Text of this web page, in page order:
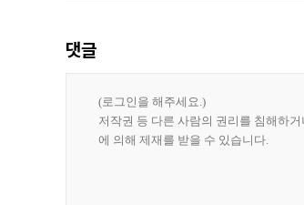
댓글